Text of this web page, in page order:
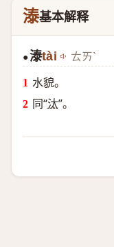
溙基本解释
●溙tài ㄊㄞˋ
水貌。
同“汰”。